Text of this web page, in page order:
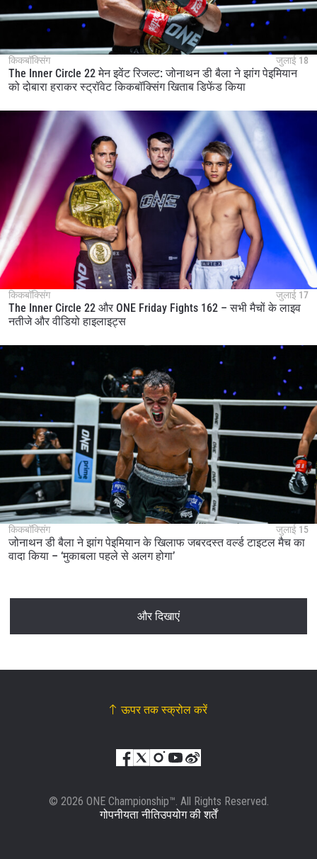
किकबॉक्सिंग जुलाई 18
The Inner Circle 22 मेन इवेंट रिजल्ट: जोनाथन डी बैला ने झांग पेइमियान
को दोबारा हराकर स्ट्रॉवेट किकबॉक्सिंग खिताब डिफेंड किया
किकबॉक्सिंग जुलाई 17
The Inner Circle 22 और ONE Friday Fights 162 – सभी मैचों के लाइव
नतीजे और वीडियो हाइलाइट्स
किकबॉक्सिंग जुलाई 15
जोनाथन डी बैला ने झांग पेइमियान के खिलाफ जबरदस्त वर्ल्ड टाइटल मैच का
वादा किया – ‘मुकाबला पहले से अलग होगा’
और दिखाएं
ऊपर तक स्क्रोल करें
© 2026 ONE Championship™. All Rights Reserved.
गोपनीयता नीतिउपयोग की शर्तें